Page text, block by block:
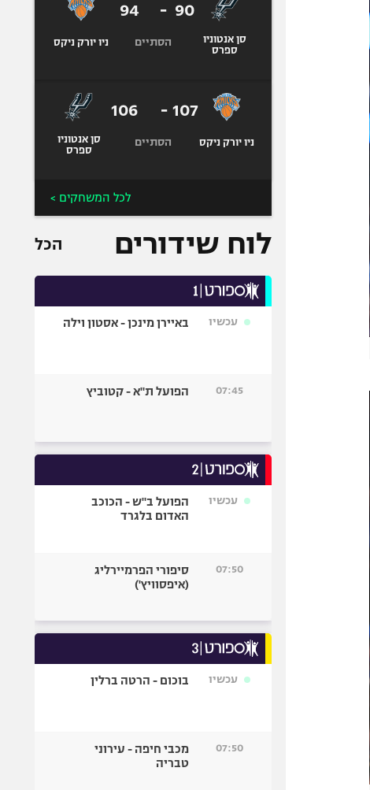
סן אנטוניו
ספרס
90
-
94
הסתיים ניו יורק ניקס
ניו יורק ניקס
107
-
106
הסתיים
סן אנטוניו
ספרס
לכל המשחקים >
לוח שידורים הכל
עכשיו באיירן מינכן - אסטון וילה
07:45 הפועל ת"א - קטוביץ
עכשיו
הפועל ב"ש - הכוכב
האדום בלגרד
07:50
סיפורי הפרמיירליג
(איפסוויץ')
עכשיו בוכום - הרטה ברלין
07:50
מכבי חיפה - עירוני
טבריה